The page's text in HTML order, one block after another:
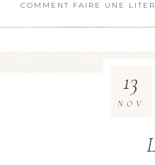
COMMENT FAIRE UNE
13
NOV